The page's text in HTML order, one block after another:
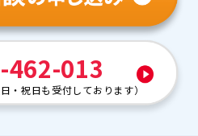
462-013
・祝日も受付しております）